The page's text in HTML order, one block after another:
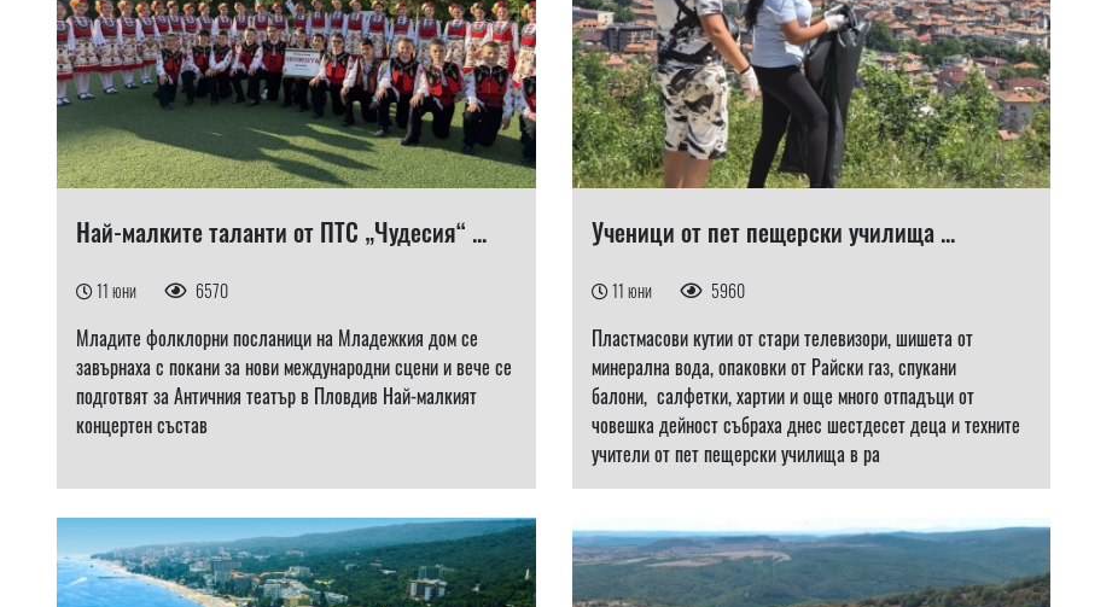
Най-малките таланти от ПТС „Чудесия“ ...
11 юни 6570
Младите фолклорни посланици на Младежкия дом се
завърнаха с покани за нови международни сцени и вече се
подготвят за Античния театър в Пловдив Най-малкият
концертен състав
Ученици от пет пещерски училища ...
11 юни 5960
Пластмасови кутии от стари телевизори, шишета от
минерална вода, опаковки от Райски газ, спукани
балони, салфетки, хартии и още много отпадъци от
човешка дейност събраха днес шестдесет деца и техните
учители от пет пещерски училища в ра